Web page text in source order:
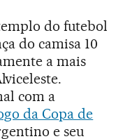
do futebol
do camisa 10
a mais
com a
da Copa de
e seu